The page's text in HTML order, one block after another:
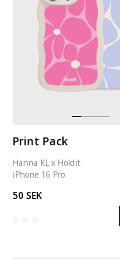
Print Pack
Hanna KL x Holdit
iPhone 16 Pro
50 SEK